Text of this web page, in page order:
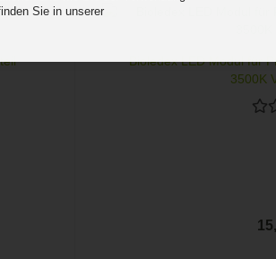
Sie in unserer
Bioledex LED Modul für
3500K